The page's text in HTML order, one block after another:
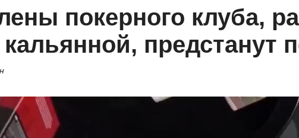
покерного клуба,
предстанут